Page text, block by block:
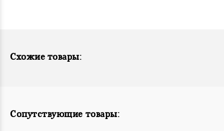
Схожие товары:
Сопутствующие товары: